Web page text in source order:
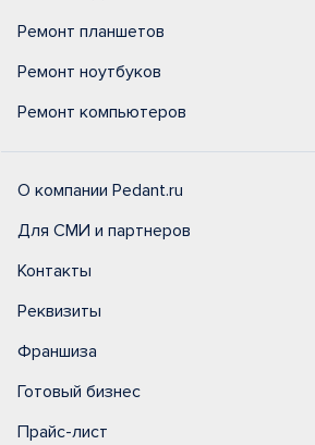
Ремонт планшетов
Ремонт ноутбуков
Ремонт компьютеров
О компании Pedant.ru
Для СМИ и партнеров
Контакты
Реквизиты
Франшиза
Готовый бизнес
Прайс-лист